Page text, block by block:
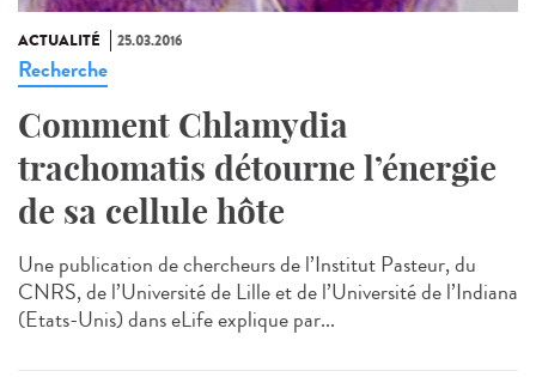
ACTUALITÉ 25.03.2016
Recherche
Comment Chlamydia
trachomatis détourne l’énergie
de sa cellule hôte
Une publication de chercheurs de l’Institut Pasteur, du
CNRS, de l’Université de Lille et de l’Université de l’Indiana
(Etats-Unis) dans eLife explique par...